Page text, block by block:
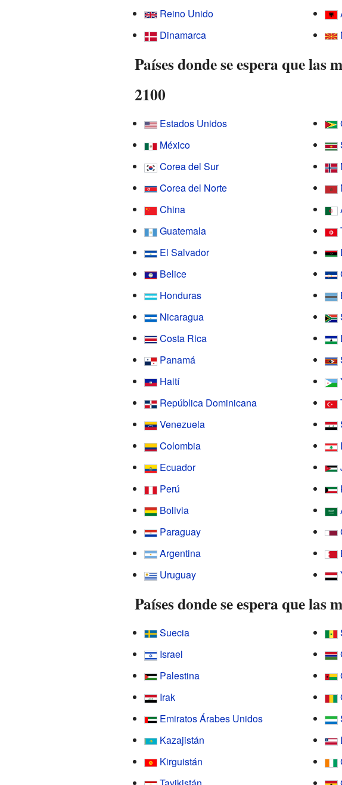
Reino Unido
Dinamarca
Países donde se espera que las
2100
Estados Unidos
México
Corea del Sur
Corea del Norte
China
Guatemala
El Salvador
Belice
Honduras
Nicaragua
Costa Rica
Panamá
Haití
República Dominicana
Venezuela
Colombia
Ecuador
Perú
Bolivia
Paraguay
Argentina
Uruguay
Países donde se espera que las
Suecia
Israel
Palestina
Irak
Emiratos Árabes Unidos
Kazajistán
Kirguistán